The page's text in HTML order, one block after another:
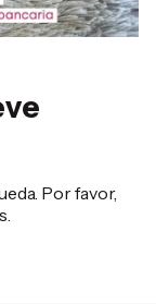
Por favor,